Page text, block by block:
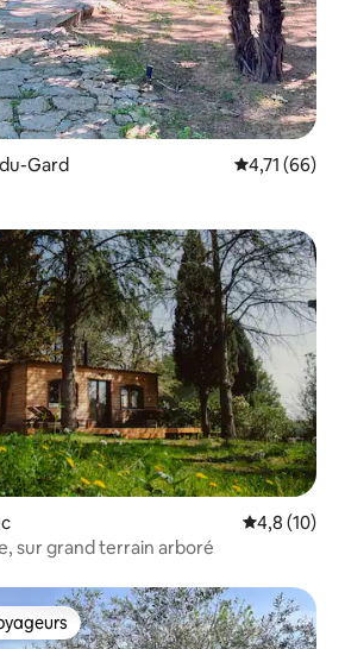
Gard Évaluation
4,71 (66)
Évaluation
4,8 (10)
sur grand terrain arboré
les plus appréciés